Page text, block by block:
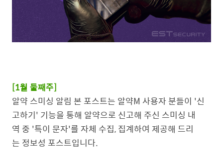
[1월 둘째주]
알약 스미싱 알림 본 포스트는 알약M 사용자 분들이 '신
고하기' 기능을 통해 알약으로 신고해 주신 스미싱 내
역 중 '특이 문자'를 자체 수집, 집계하여 제공해 드리
는 정보성 포스트입니다.